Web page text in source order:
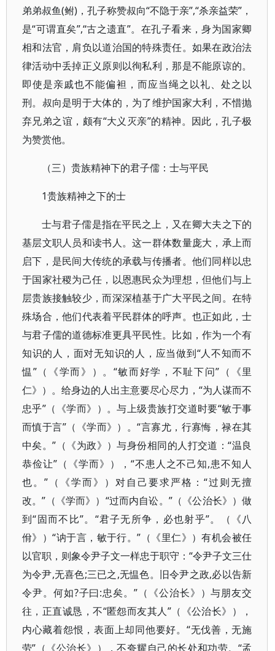
弟弟叔鱼(鲋)，孔子称赞叔向“不隐于亲”,“杀亲益荣”，
是“可谓直矣”,“古之遗直”。在孔子看来，身为国家卿
相和法官，肩负以道治国的特殊责任。如果在政治法
律活动中丢掉正义原则以徇私利，那是不能原谅的。
即使是亲戚也不能偏袒，而应当绳之以礼、处之以
刑。叔向是明于大体的，为了维护国家大利，不惜抛
弃兄弟之谊，颇有“大义灭亲”的精神。因此，孔子极
为赞赏他。
（三）贵族精神下的君子儒：士与平民
1贵族精神之下的士
士与君子儒是指在平民之上，又在卿大夫之下的
基层文职人员和读书人。这一群体数量庞大，承上而
启下，是民间大传统的承载与传播者。他们同样以忠
于国家社稷为己任，以恩惠民众为理想，但他们与上
层贵族接触较少，而深深植基于广大平民之间。在特
殊场合，他们代表着平民群体的呼声。也正如此，士
与君子儒的道德标准更具平民性。比如，作为一个有
知识的人，面对无知识的人，应当做到“人不知而不
愠”（《学而》）。“敏而好学，不耻下问”（《里
仁》）。给身边的人出主意要尽心尽力，“为人谋而不
忠乎”（《学而》）。与上级贵族打交道时要“敏于事
而慎于言”（《学而》）。“言寡尤，行寡悔，禄在其
中矣。”（《为政》）与身份相同的人打交道：“温良
恭俭让”（《学而》），“不患人之不己知,患不知人
也。”（《学而》）对自己要求严格：“过则无擅
改。”（《学而》）“过而内自讼。”（《公治长》）做
到“固而不比”。“君子无所争，必也射乎”。（《八
佾》）“讷于言，敏于行。”（《里仁》）有机会被任
以官职，则象令尹子文一样忠于职守：“令尹子文三仕
为令尹,无喜色;三已之,无愠色。旧令尹之政,必以告新
令尹。何如?子曰:忠矣。”（《公治长》）与朋友交
往，正直诚恳，不“匿怨而友其人”（《公治长》），
内心藏着怨恨，表面上却同他要好。“无伐善，无施
劳”（《公治长》），不夸耀自己的长处和功劳。“孟